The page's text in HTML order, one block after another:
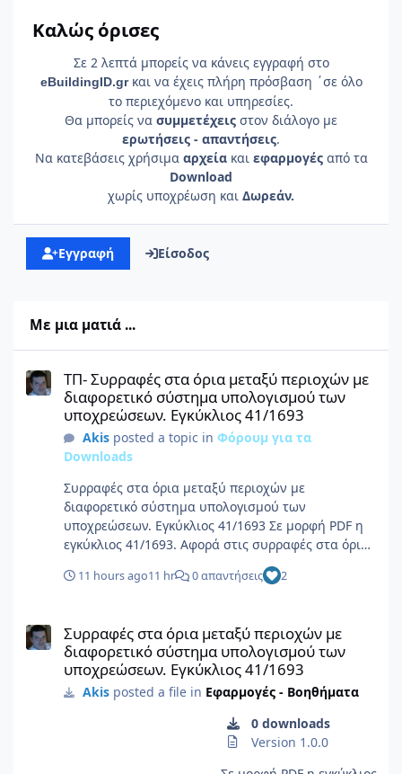
Καλώς όρισες
Σε 2 λεπτά μπορείς να κάνεις εγγραφή στο
eBuildingID.gr και να έχεις πλήρη πρόσβαση ΄σε όλο
το περιεχόμενο και υπηρεσίες.
Θα μπορείς να συμμετέχεις στον διάλογο με
ερωτήσεις - απαντήσεις.
Να κατεβάσεις χρήσιμα αρχείακαι εφαρμογέςαπό τα
Download
χωρίς υποχρέωση και Δωρεάν.
Εγγραφή Είσοδος
Με μια ματιά ...
ΤΠ- Συρραφές στα όρια μεταξύ περιοχών με
διαφορετικό σύστημα υπολογισμού των
υποχρεώσεων. Εγκύκλιος 41/1693
Akisposted a topic in Φόρουμ για τα
Downloads
Συρραφές στα όρια μεταξύ περιοχών με
διαφορετικό σύστημα υπολογισμού των
υποχρεώσεων. Εγκύκλιος 41/1693 Σε μορφή PDF η
εγκύκλιος 41/1693. Αφορά στις συρραφές στα όρια
μεταξύ περιοχών με διαφορετικό σύστημα
υπολογισμού των υποχρεώσεων, με τα
Εφαρμογές - Βοηθήματα Προβολή αρχείου
11 hours ago11 hr 0 απαντήσεις 2
Συρραφές στα όρια μεταξύ περιοχών με
διαφορετικό σύστημα υπολογισμού των
υποχρεώσεων. Εγκύκλιος 41/1693
Akisposted a file in Εφαρμογές - Βοηθήματα
0 downloads
Version 1.0.0